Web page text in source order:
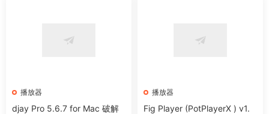
播放器
djay Pro 5.6.7 for Mac 破解
播放器
Fig Player (PotPlayerX ) v1.